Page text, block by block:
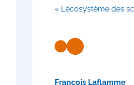
« L'écosystème des
François Laflamme